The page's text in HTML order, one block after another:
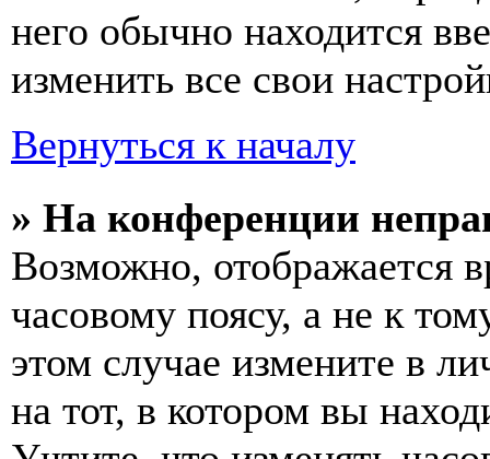
него обычно находится
изменить все свои
Вернуться к началу
» На конференции
Возможно, отображается
часовому поясу, а не к
этом случае измените в
на тот, в котором вы